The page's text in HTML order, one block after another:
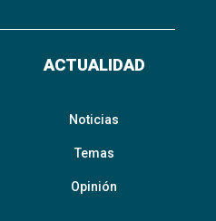
ACTUALIDAD
Noticias
Temas
Opinión